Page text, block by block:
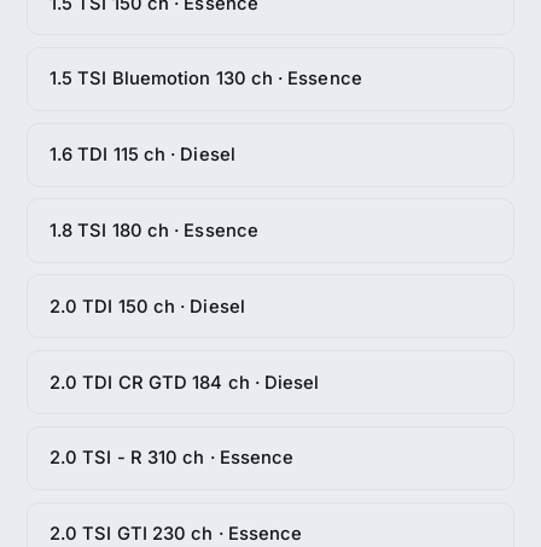
1.5 TSI Bluemotion 130 ch · Essence
1.6 TDI 115 ch · Diesel
1.8 TSI 180 ch · Essence
2.0 TDI 150 ch · Diesel
2.0 TDI CR GTD 184 ch · Diesel
2.0 TSI - R 310 ch · Essence
2.0 TSI GTI 230 ch · Essence